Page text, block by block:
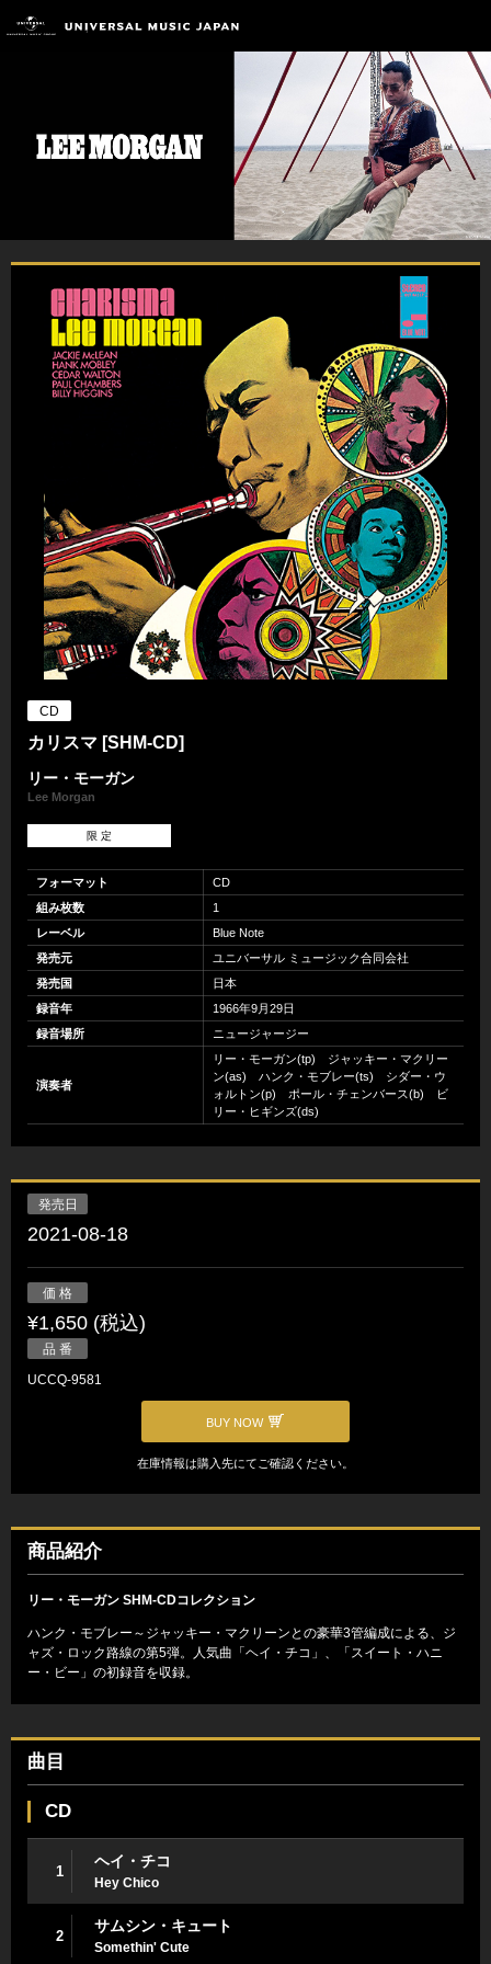
CD
カリスマ [SHM-CD]
リー・モーガン
Lee Morgan
限 定
フォーマット
CD
組み枚数
1
レーベル
Blue Note
発売元
ユニバーサル ミュージック合同会社
発売国
日本
録音年
1966年9月29日
録音場所
ニュージャージー
演奏者
リー・モーガン(tp) ジャッキー・マクリー
ン(as) ハンク・モブレー(ts) シダー・ウ
ォルトン(p) ポール・チェンバース(b) ビ
リー・ヒギンズ(ds)
発売日
2021-08-18
価 格
¥1,650 (税込)
品 番
UCCQ-9581
BUY NOW
在庫情報は購入先にてご確認ください。
商品紹介
リー・モーガン SHM-CDコレクション
ハンク・モブレー～ジャッキー・マクリーンとの豪華3管編成による、ジ
ャズ・ロック路線の第5弾。人気曲「ヘイ・チコ」、「スイート・ハニ
ー・ビー」の初録音を収録。
曲目
CD
1
ヘイ・チコ
Hey Chico
2
サムシン・キュート
Somethin' Cute